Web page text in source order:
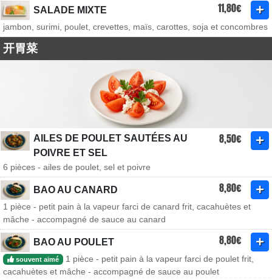
SALADE MIXTE 11,80€
jambon, surimi, poulet, crevettes, maïs, carottes, soja et concombres
开胃菜
AILES DE POULET SAUTÉES AU
POIVRE ET SEL
8,50€
6 pièces - ailes de poulet, sel et poivre
BAO AU CANARD 8,80€
1 pièce - petit pain à la vapeur farci de canard frit, cacahuètes et
mâche - accompagné de sauce au canard
BAO AU POULET 8,80€
souvent aimé
1 pièce - petit pain à la vapeur farci de poulet frit,
cacahuètes et mâche - accompagné de sauce au poulet